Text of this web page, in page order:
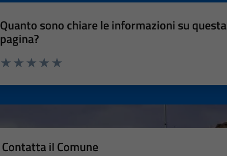
Quanto sono chiare le informazioni su questa
pagina?
Contatta il Comune